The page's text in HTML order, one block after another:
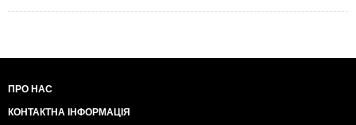
ПРО НАС
КОНТАКТНА ІНФОРМАЦІЯ